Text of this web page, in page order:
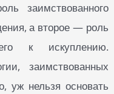
заимствованного
а второе — роль
к искуплению.
заимствованных
уж нельзя основать